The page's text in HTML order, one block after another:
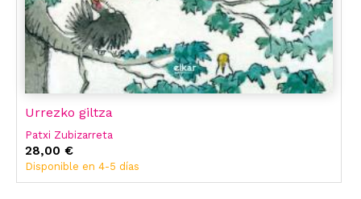
Urrezko giltza
Patxi Zubizarreta
28,00 €
Disponible en 4-5 días